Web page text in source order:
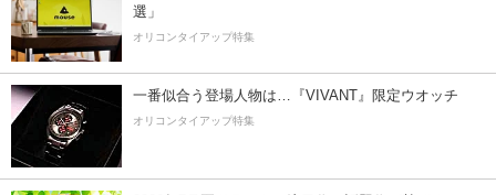
選」
オリコンタイアップ特集
一番似合う登場人物は…『VIVANT』限定ウオッチ
オリコンタイアップ特集